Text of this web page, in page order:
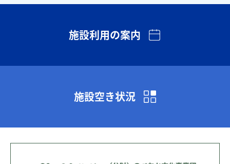
施設利用の案内
施設空き状況